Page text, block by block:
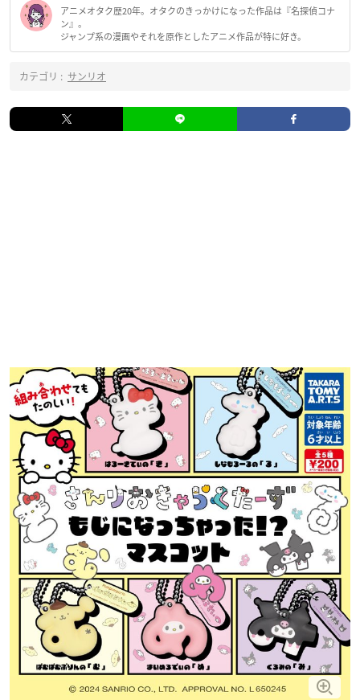
アニメオタク歴20年。オタクのきっかけになった作品は『名探偵コナ
ン』。
ジャンプ系の漫画やそれを原作としたアニメ作品が特に好き。
カテゴリ : サンリオ